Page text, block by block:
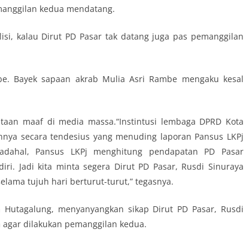
kedua mendatang.
kalau Dirut PD Pasar tak datang juga pas pemanggilan
Bayek sapaan akrab Mulia Asri Rambe mengaku kesal
maaf di media massa.“Instintusi lembaga DPRD Kota
secara tendesius yang menuding laporan Pansus LKPj
Pansus LKPj menghitung pendapatan PD Pasar
Jadi kita minta segera Dirut PD Pasar, Rusdi Sinuraya
tujuh hari berturut-turut,” tegasnya.
menyanyangkan sikap Dirut PD Pasar, Rusdi
dilakukan pemanggilan kedua.